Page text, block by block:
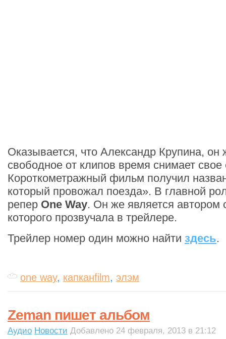
Оказывается, что Александр Крупина,
свободное от клипов время снимает свое
Короткометражный фильм получил
который провожал поезда». В главной
репер One Way. Он же является автором
которого прозвучала в трейлере.
Трейлер номер один можно найти здесь.
one way, капканfilm, элэм
Zeman пишет альбом
Аудио Новости Добавлено 24 февраля, 2013 в 21:12